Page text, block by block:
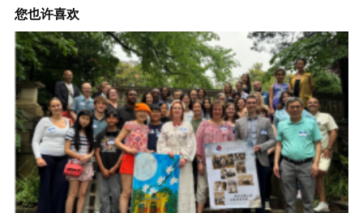
您也许喜欢